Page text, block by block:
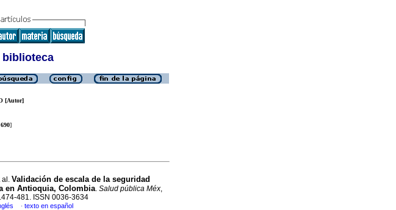
biblioteca
[Autor]
]
al. Validación de escala de la seguridad
en Antioquia, Colombia. Salud pública Méx,
481. ISSN 0036-3634
· texto en español